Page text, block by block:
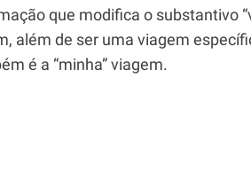
que modifica o substantivo
além de ser uma viagem
é a “minha” viagem.